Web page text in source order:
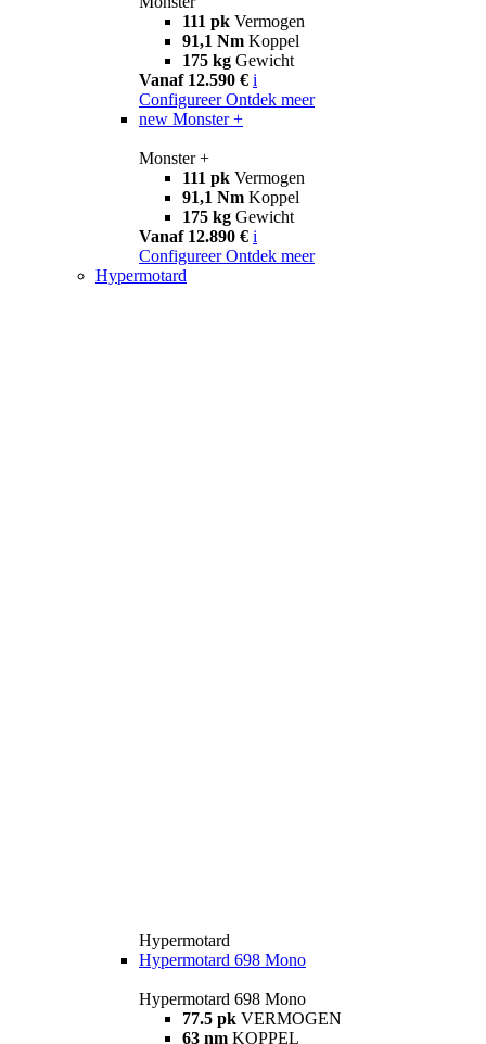
111 pk Vermogen
91,1 Nm Koppel
175 kg Gewicht
Vanaf 12.590 € i
Configureer Ontdek meer
new Monster +
Monster +
111 pk Vermogen
91,1 Nm Koppel
175 kg Gewicht
Vanaf 12.890 € i
Configureer Ontdek meer
Hypermotard
Hypermotard
Hypermotard 698 Mono
Hypermotard 698 Mono
77.5 pk VERMOGEN
63 nm KOPPEL